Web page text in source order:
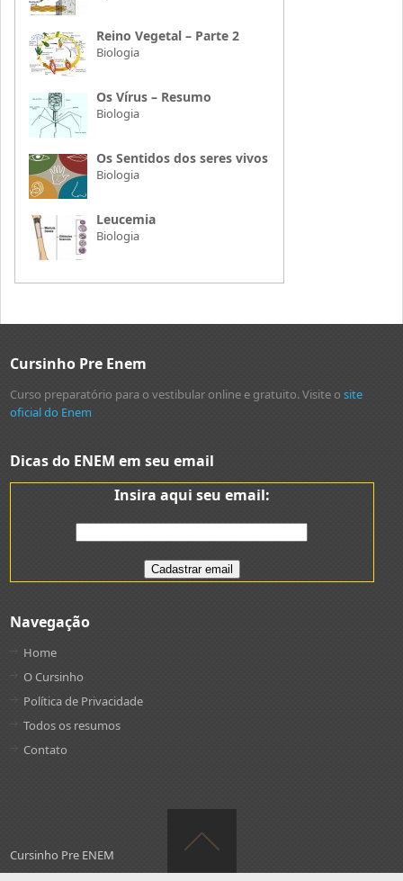
Reino Vegetal – Parte 2
Biologia
Os Vírus – Resumo
Biologia
Os Sentidos dos seres vivos
Biologia
Leucemia
Biologia
Cursinho Pre Enem
Curso preparatório para o vestibular online e gratuito. Visite osite
oficial do Enem
Dicas do ENEM em seu email
Insira aqui seu email:
Navegação
Home
O Cursinho
Política de Privacidade
Todos os resumos
Contato
Cursinho Pre ENEM